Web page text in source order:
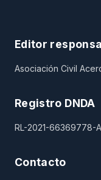
Editor
Asociación Civil
Registro DNDA
RL-2021-66369778-
Contacto